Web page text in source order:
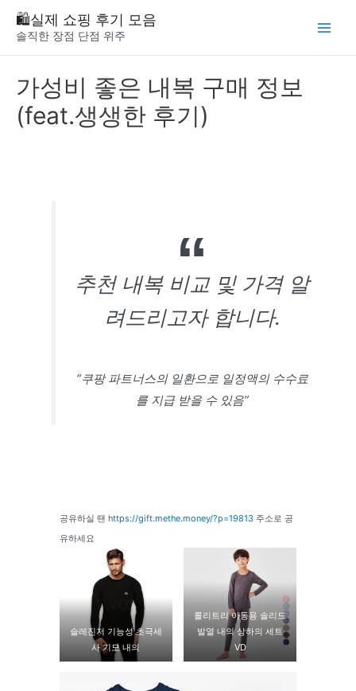
🛍️실제 쇼핑 후기 모음
솔직한 장점 단점 위주
가성비 좋은 내복 구매 정보
(feat.생생한 후기)
추천 내복 비교 및 가격 알
려드리고자 합니다.
“쿠팡 파트너스의 일환으로 일정액의 수수료
를 지급 받을 수 있음”
공유하실 땐 https://gift.methe.money/?p=19813 주소로 공
유하세요
슬레진저 기능성 초극세
사 기모 내의
롤리트리 아동용 솔리드
발열 내의 상하의 세트
VD